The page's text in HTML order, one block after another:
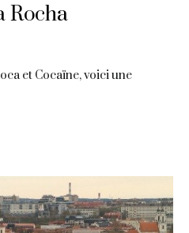
Rocha
et Cocaïne, voici une